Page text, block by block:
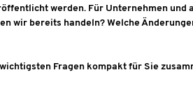
werden. Für Unternehmen und
wir bereits handeln? Welche
Fragen kompakt für Sie